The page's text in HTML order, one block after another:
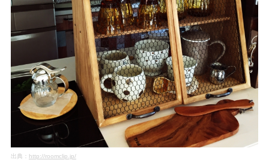
出典： http://roomclip.jp/